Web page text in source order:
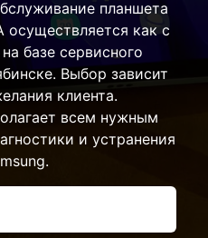
планшета
осуществляется как с
базе сервисного
Выбор зависит
клиента.
всем нужным
и устранения